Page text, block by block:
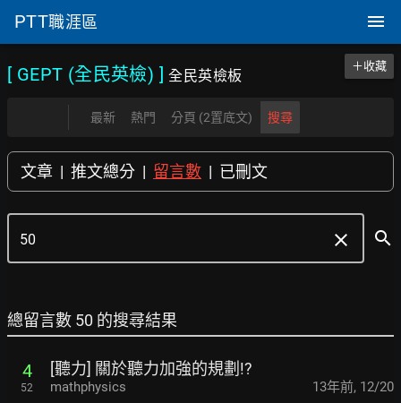
PTT職涯區
[ GEPT (全民英檢) ]全民英檢板
＋收藏
最新 熱門 分頁 (2置底文) 搜尋
文章 | 推文總分 | 留言數 | 已刪文
clear search
總留言數 50 的搜尋結果
4
52
[聽力] 關於聽力加強的規劃!?
mathphysics 13年前, 12/20